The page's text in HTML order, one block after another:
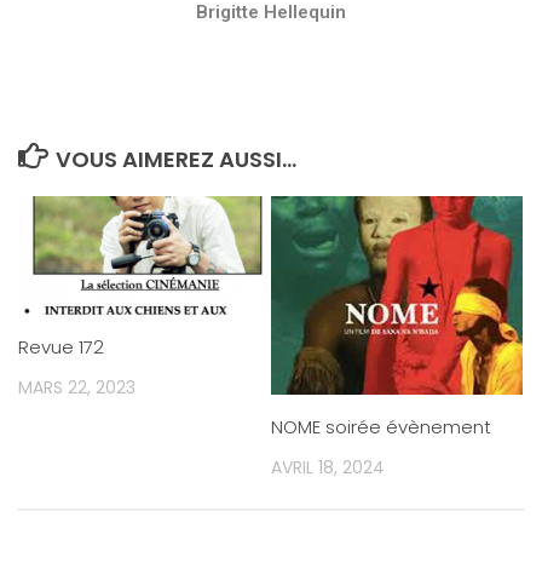
Brigitte Hellequin
VOUS AIMEREZ AUSSI...
Revue 172
MARS 22, 2023
NOME soirée évènement
AVRIL 18, 2024